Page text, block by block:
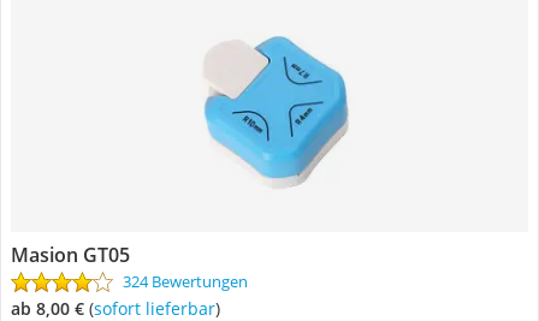
Masion GT05
324 Bewertungen
ab 8,00 € ( Sofort lieferbar)